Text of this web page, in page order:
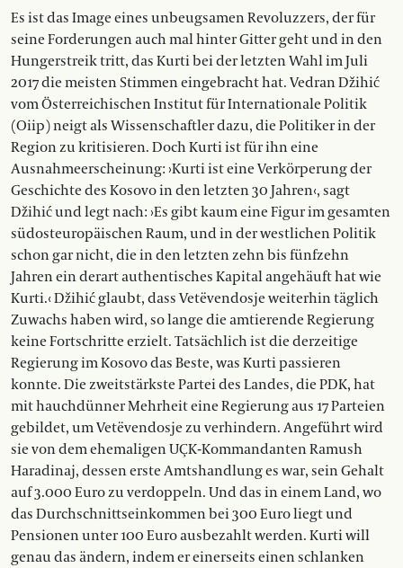
Es ist das Image eines unbeugsamen Revoluzzers, der für
seine Forderungen auch mal hinter Gitter geht und in den
Hungerstreik tritt, das Kurti bei der letzten Wahl im Juli
2017 die meisten Stimmen eingebracht hat. Vedran Džihić
vom Österreichischen Institut für Internationale Politik
(Oiip) neigt als Wissenschaftler dazu, die Politiker in der
Region zu kritisieren. Doch Kurti ist für ihn eine
Ausnahmeerscheinung: ›Kurti ist eine Verkörperung der
Geschichte des Kosovo in den letzten 30 Jahren‹, sagt
Džihić und legt nach: ›Es gibt kaum eine Figur im gesamten
südosteuropäischen Raum, und in der westlichen Politik
schon gar nicht, die in den letzten zehn bis fünfzehn
Jahren ein derart authentisches Kapital angehäuft hat wie
Kurti.‹ Džihić glaubt, dass Vetëvendosje weiterhin täglich
Zuwachs haben wird, so lange die amtierende Regierung
keine Fortschritte erzielt. Tatsächlich ist die derzeitige
Regierung im Kosovo das Beste, was Kurti passieren
konnte. Die zweitstärkste Partei des Landes, die PDK, hat
mit hauchdünner Mehrheit eine Regierung aus 17 Parteien
gebildet, um Vetëvendosje zu verhindern. Angeführt wird
sie von dem ehemaligen UÇK-Kommandanten Ramush
Haradinaj, dessen erste Amtshandlung es war, sein Gehalt
auf 3.000 Euro zu verdoppeln. Und das in einem Land, wo
das Durchschnittseinkommen bei 300 Euro liegt und
Pensionen unter 100 Euro ausbezahlt werden. Kurti will
genau das ändern, indem er einerseits einen schlanken